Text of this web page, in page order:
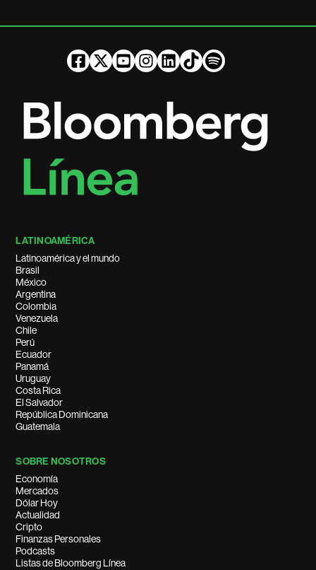
LATINOAMÉRICA
Latinoamérica y el mundo
Brasil
México
Argentina
Colombia
Venezuela
Chile
Perú
Ecuador
Panamá
Uruguay
Costa Rica
El Salvador
República Dominicana
Guatemala
SOBRE NOSOTROS
Economía
Mercados
Dólar Hoy
Actualidad
Cripto
Finanzas Personales
Podcasts
Listas de Bloomberg Línea